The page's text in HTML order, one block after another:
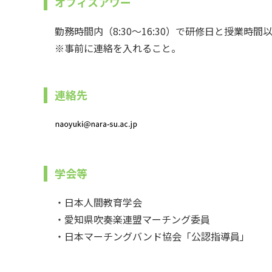
勤務時間内（8:30～16:30）で研修日と授業時間以
※事前に連絡を入れること。
連絡先
学会等
・日本人間教育学会
・愛知県吹奏楽連盟マーチング委員
・日本マーチングバンド協会「公認指導員」